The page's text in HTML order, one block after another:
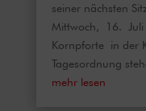
seiner nächsten
Mittwoch, 16. Juli
Kornpforte in der
Tagesordnung
mehr lesen